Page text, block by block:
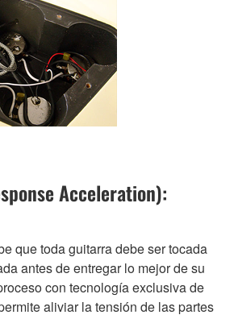
Acceleration):
que toda guitarra debe ser tocada
antes de entregar lo mejor de su
con tecnología exclusiva de
aliviar la tensión de las partes